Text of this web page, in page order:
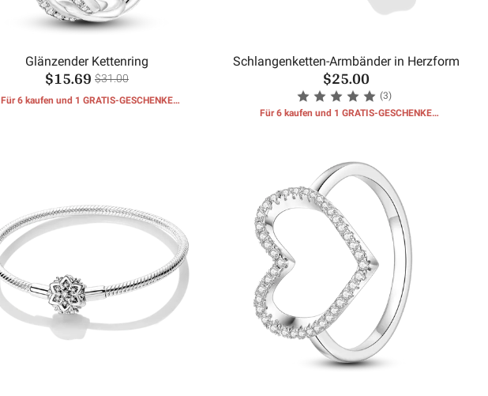
Glänzender Kettenring
$15.69 $31.00
Für 6 kaufen und 1 GRATIS-GESCHENKE
Schlangenketten-Armbänder in Herzform
$25.00
(3)
Für 6 kaufen und 1 GRATIS-GESCHENKE